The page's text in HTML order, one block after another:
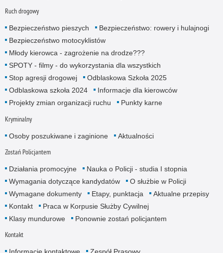
Ruch drogowy
Bezpieczeństwo pieszych
Bezpieczeństwo: rowery i hulajnogi
Bezpieczeństwo motocyklistów
Młody kierowca - zagrożenie na drodze???
SPOTY - filmy - do wykorzystania dla wszystkich
Stop agresji drogowej
Odblaskowa Szkoła 2025
Odblaskowa szkoła 2024
Informacje dla kierowców
Projekty zmian organizacji ruchu
Punkty karne
Kryminalny
Osoby poszukiwane i zaginione Aktualności
Zostań Policjantem
Działania promocyjne
Nauka o Policji - studia I stopnia
Wymagania dotyczące kandydatów
O służbie w Policji
Wymagane dokumenty
Etapy, punktacja
Aktualne przepisy
Kontakt
Praca w Korpusie Służby Cywilnej
Klasy mundurowe
Ponownie zostań policjantem
Kontakt